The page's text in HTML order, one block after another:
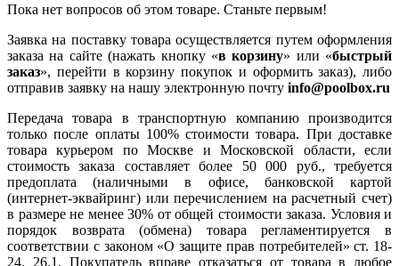
Пока нет вопросов об этом товаре. Станьте первым!
Заявка на поставку товара осуществляется путем оформления
заказа на сайте (нажать кнопку «в корзину» или «быстрый
заказ», перейти в корзину покупок и оформить заказ), либо
отправив заявку на нашу электронную почту info@poolbox.ru
Передача товара в транспортную компанию производится
только после оплаты 100% стоимости товара. При доставке
товара курьером по Москве и Московской области, если
стоимость заказа составляет более 50 000 руб., требуется
предоплата (наличными в офисе, банковской картой
(интернет-эквайринг) или перечислением на расчетный счет)
в размере не менее 30% от общей стоимости заказа. Условия и
порядок возврата (обмена) товара регламентируется в
соответствии с законом «О защите прав потребителей» ст. 18-
24, 26.1. Покупатель вправе отказаться от товара в любое